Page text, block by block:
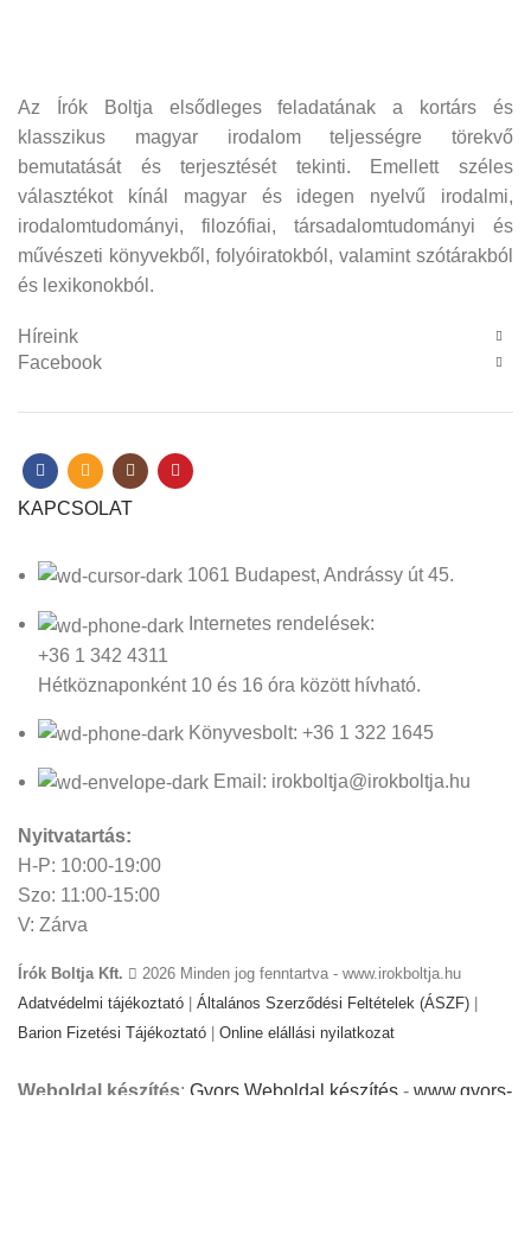
Az Írók Boltja elsődleges feladatának a kortárs és
klasszikus magyar irodalom teljességre törekvő
bemutatását és terjesztését tekinti. Emellett széles
választékot kínál magyar és idegen nyelvű irodalmi,
irodalomtudományi, filozófiai, társadalomtudományi és
művészeti könyvekből, folyóiratokból, valamint szótárakból
és lexikonokból.
Híreink
Facebook
KAPCSOLAT
1061 Budapest, Andrássy út 45.
Internetes rendelések:
+36 1 342 4311
Hétköznaponként 10 és 16 óra között hívható.
Könyvesbolt: +36 1 322 1645
Email: irokboltja@irokboltja.hu
Nyitvatartás:
H-P: 10:00-19:00
Szo: 11:00-15:00
V: Zárva
Írók Boltja Kft.
2026 Minden jog fenntartva - www.irokboltja.hu
Adatvédelmi tájékoztató
Általános Szerződési Feltételek (ÁSZF)
Barion Fizetési Tájékoztató
Online elállási nyilatkozat
Weboldal készítés: Gyors Weboldal készítés - www.gyors-